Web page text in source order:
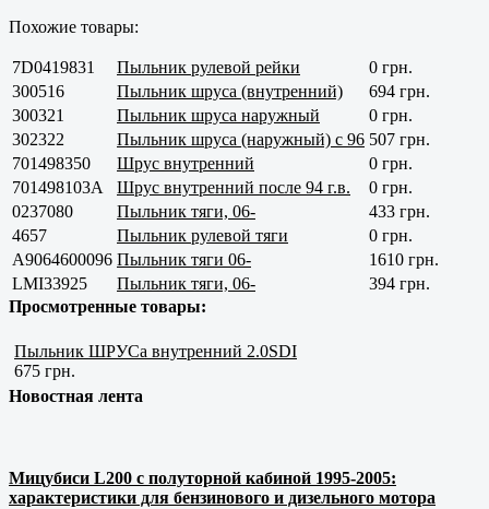
Похожие товары:
7D0419831 Пыльник рулевой рейки
0 грн.
300516
Пыльник шруса (внутренний)
694 грн.
300321
Пыльник шруса наружный
0 грн.
302322
Пыльник шруса (наружный) с 96 507 грн.
701498350
Шрус внутренний
0 грн.
701498103A
Шрус внутренний после 94 г.в.
0 грн.
0237080
Пыльник тяги, 06-
433 грн.
4657
Пыльник рулевой тяги
0 грн.
A9064600096 Пыльник тяги 06-
1610 грн.
LMI33925
Пыльник тяги, 06-
394 грн.
Просмотренные товары:
Пыльник ШРУСа внутренний 2.0SDI
675 грн.
Новостная лента
Мицубиси L200 с полуторной кабиной 1995-2005:
характеристики для бензинового и дизельного мотора